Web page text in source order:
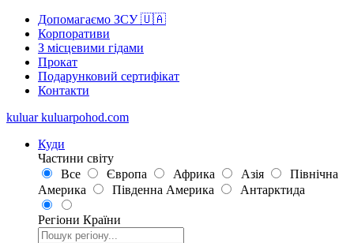
Допомагаємо ЗСУ 🇺🇦
Корпоративи
З місцевими гідами
Прокат
Подарунковий сертифікат
Контакти
kuluar kuluarpohod.com
Куди
Частини світу
Все
Європа Африка Азія
Північна
Америка
Південна Америка Антарктида
Регіони Країни